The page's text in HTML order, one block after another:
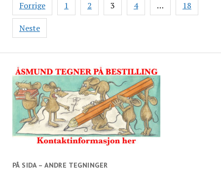
PÅ SIDA – ANDRE TEGNINGER
Forrige 1 2 3 4 … 18
Neste